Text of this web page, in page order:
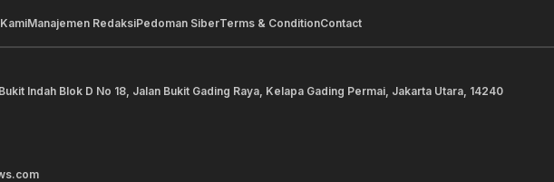
Manajemen RedaksiPedoman SiberTerms & ConditionContact
Indah Blok D No 18, Jalan Bukit Gading Raya, Kelapa Gading Permai, Jakarta Utara, 14240